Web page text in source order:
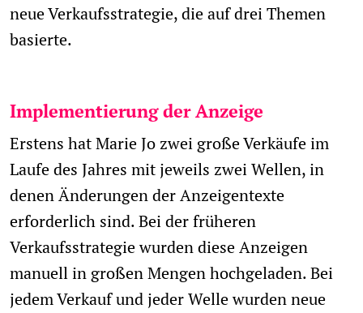
neue Verkaufsstrategie, die auf drei Themen
basierte.
Implementierung der Anzeige
Erstens hat Marie Jo zwei große Verkäufe im
Laufe des Jahres mit jeweils zwei Wellen, in
denen Änderungen der Anzeigentexte
erforderlich sind. Bei der früheren
Verkaufsstrategie wurden diese Anzeigen
manuell in großen Mengen hochgeladen. Bei
jedem Verkauf und jeder Welle wurden neue